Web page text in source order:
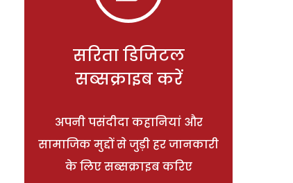
सरिता डिजिटल
सब्सक्राइब करें
अपनी पसंदीदा कहानियां और
सामाजिक मुद्दों से जुड़ी हर जानकारी
के लिए सब्सक्राइब करिए